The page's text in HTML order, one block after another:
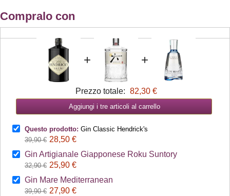
Compralo con
+ +
Prezzo totale: 82,30 €
Aggiungi i tre articoli al carrello
Questo prodotto: Gin Classic Hendrick's
39,90 € 28,50 €
Gin Artigianale Giapponese Roku Suntory
32,90 € 25,90 €
Gin Mare Mediterranean
39,90 € 27,90 €